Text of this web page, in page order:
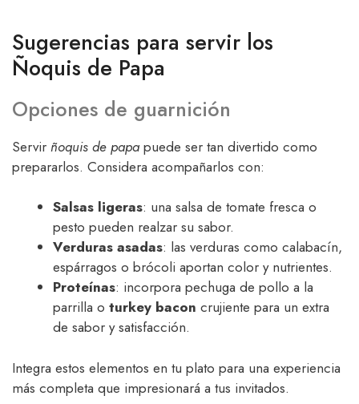
Sugerencias para servir los
Ñoquis de Papa
Opciones de guarnición
Servir ñoquis de papa puede ser tan divertido como
prepararlos. Considera acompañarlos con:
Salsas ligeras: una salsa de tomate fresca o
pesto pueden realzar su sabor.
Verduras asadas: las verduras como calabacín,
espárragos o brócoli aportan color y nutrientes.
Proteínas: incorpora pechuga de pollo a la
parrilla o turkey bacon crujiente para un extra
de sabor y satisfacción.
Integra estos elementos en tu plato para una experiencia
más completa que impresionará a tus invitados.